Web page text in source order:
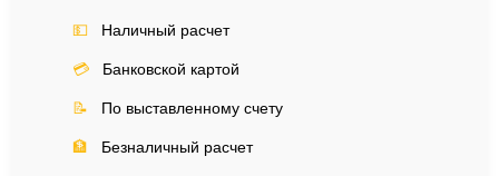
💵 Наличный расчет
💳 Банковской картой
📝 По выставленному счету
🏦 Безналичный расчет